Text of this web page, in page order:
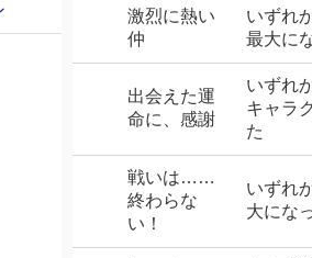
激烈に熱い
仲
いずれ
最大に
出会えた運
命に、感謝
いずれ
キャラ
た
戦いは……
終わらな
い！
いずれ
大にな